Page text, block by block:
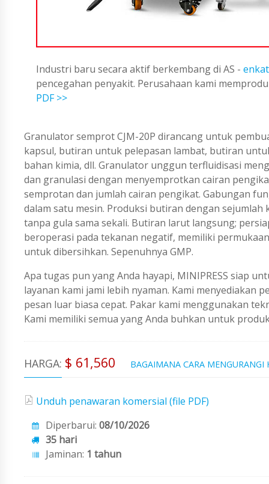
Industri baru secara aktif berkembang di AS -
pencegahan penyakit. Perusahaan kami
PDF >>
Granulator semprot CJM-20P dirancang untuk
kapsul, butiran untuk pelepasan lambat, butiran
bahan kimia, dll. Granulator unggun terfluidisasi
dan granulasi dengan menyemprotkan cairan
semprotan dan jumlah cairan pengikat. Gabungan
dalam satu mesin. Produksi butiran dengan
tanpa gula sama sekali. Butiran larut langsung;
beroperasi pada tekanan negatif, memiliki
untuk dibersihkan. Sepenuhnya GMP.
Apa tugas pun yang Anda hayapi, MINIPRESS siap
layanan kami jami lebih nyaman. Kami menyediakan
pesan luar biasa cepat. Pakar kami menggunakan
Kami memiliki semua yang Anda buhkan untuk
HARGA: $ 61,560 BAGAIMANA CARA MENGURANGI
Unduh penawaran komersial (file PDF)
Diperbarui: 08/10/2026
35 hari
Jaminan: 1 tahun